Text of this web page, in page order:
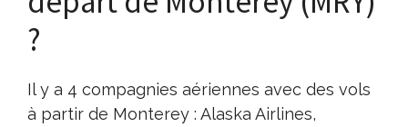
?
Il y a 4 compagnies aériennes avec des vols
à partir de Monterey : Alaska Airlines,